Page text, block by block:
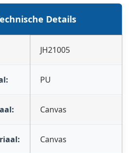
Details
JH21005
PU
Canvas
Canvas